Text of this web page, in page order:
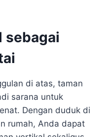
sebagai
di atas, taman
sarana untuk
Dengan duduk di
rumah, Anda dapat